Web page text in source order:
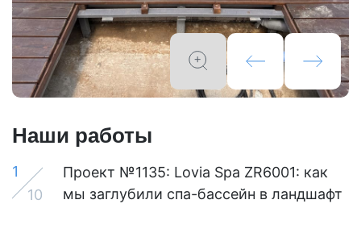
Наши работы
1
10
Проект №1135: Lovia Spa ZR6001: как
мы заглубили спа-бассейн в ландшафт